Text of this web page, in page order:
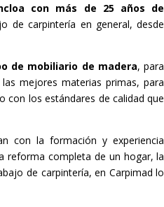
con más de 25 años de
de carpintería en general, desde
de mobiliario de madera, para
mejores materias primas, para
con los estándares de calidad que
con la formación y experiencia
reforma completa de un hogar, la
de carpintería, en Carpimad lo